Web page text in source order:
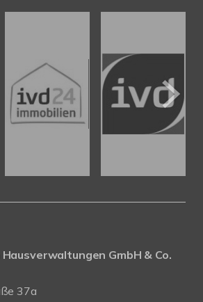
GmbH & Co.
37a